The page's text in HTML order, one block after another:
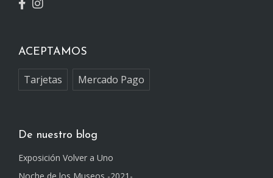
ACEPTAMOS
Tarjetas Mercado Pago
De nuestro blog
Exposición Volver a Uno